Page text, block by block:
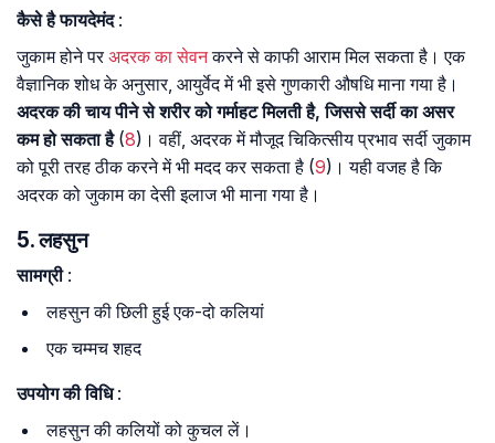
कैसे है फायदेमंद:
जुकाम होने परअदरक का सेवनकरने से काफी आराम मिल सकता है। एक
वैज्ञानिक शोध के अनुसार, आयुर्वेद में भी इसे गुणकारी औषधि माना गया है।
अदरक की चाय पीने से शरीर को गर्माहट मिलती है, जिससे सर्दी का असर
कम हो सकता है(8)। वहीं, अदरक में मौजूद चिकित्सीय प्रभाव सर्दी जुकाम
को पूरी तरह ठीक करने में भी मदद कर सकता है (9)। यही वजह है कि
अदरक को जुकाम का देसी इलाज भी माना गया है।
5. लहसुन
सामग्री:
लहसुन की छिली हुई एक-दो कलियां
एक चम्मच शहद
उपयोग की विधि:
लहसुन की कलियों को कुचल लें।